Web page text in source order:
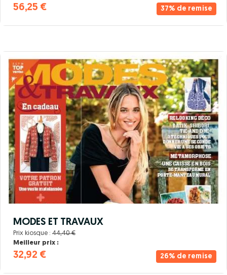
37% de remise
56,25 €
26% de remise
MODES ET TRAVAUX
Prix kiosque : 44,40 €
Meilleur prix :
32,92 €